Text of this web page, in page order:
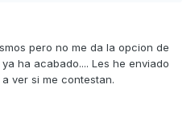
pero no me da la opcion de
ha acabado.... Les he enviado
ver si me contestan.